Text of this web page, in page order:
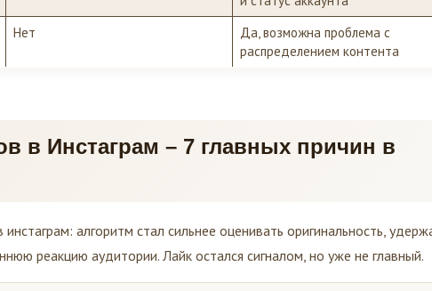
Нет
Да, возможна проблема с
распределением контента
в Инстаграм – 7 главных причин в
алгоритм стал сильнее оценивать оригинальность,
реакцию аудитории. Лайк остался сигналом, но уже не главный.